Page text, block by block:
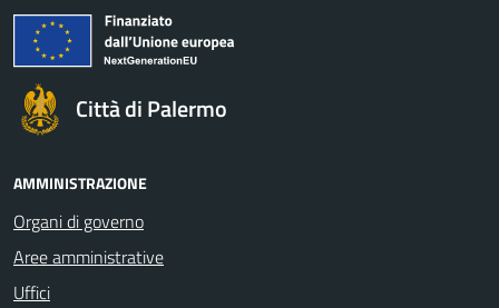
Città di Palermo
AMMINISTRAZIONE
Organi di governo
Aree amministrative
Uffici